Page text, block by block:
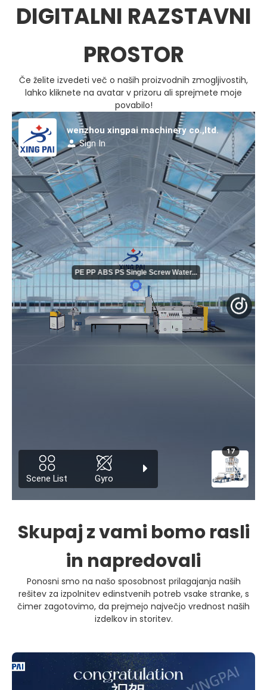
DIGITALNI RAZSTAVNI
PROSTOR
Če želite izvedeti več o naših proizvodnih zmogljivostih,
lahko kliknete na avatar v prizoru ali sprejmete moje
povabilo!
Skupaj z vami bomo rasli
in napredovali
Ponosni smo na našo sposobnost prilagajanja naših
rešitev za izpolnitev edinstvenih potreb vsake stranke, s
čimer zagotovimo, da prejmejo največjo vrednost naših
izdelkov in storitev.